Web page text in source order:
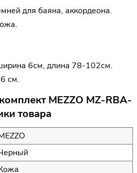
для баяна, аккордеона.
6см, длина 78-102см.
см.
MEZZO MZ-RBA-
товара